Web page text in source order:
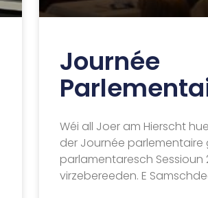
Journée
Wéi all Joer am Hierscht
der Journée parlementaire
parlamentaresch Sessioun
virzebereeden. E